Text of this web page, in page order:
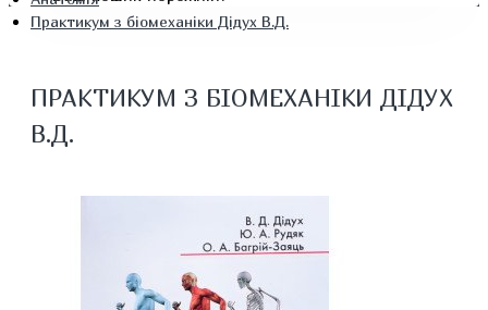
Практикум з біомеханіки Дідух В.Д.
ПРАКТИКУМ З БІОМЕХАНІКИ ДІДУХ
В.Д.